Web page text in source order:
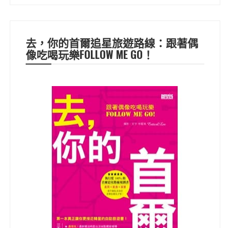
去，你的首爾追星旅遊路線：跟著偶
像吃喝玩樂FOLLOW ME GO！